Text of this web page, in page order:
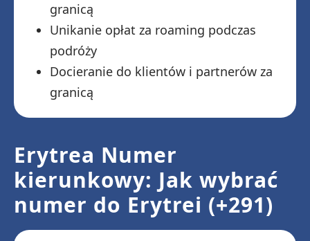
granicą
Unikanie opłat za roaming podczas
podróży
Docieranie do klientów i partnerów za
granicą
Erytrea Numer
kierunkowy: Jak wybrać
numer do Erytrei (+291)